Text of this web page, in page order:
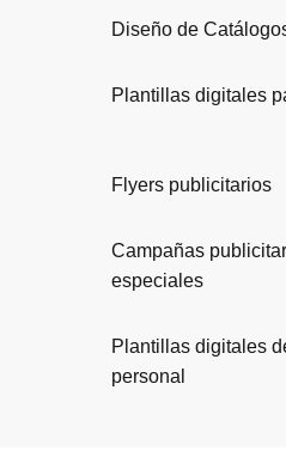
Diseño de
Plantillas digitales
Flyers publicitarios
Campañas
especiales
Plantillas digitales
personal